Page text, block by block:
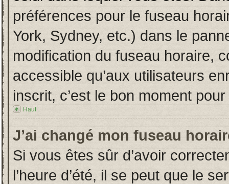
préférences pour le fuseau
York, Sydney, etc.) dans le
modification du fuseau horaire,
accessible qu’aux utilisateurs
inscrit, c’est le bon moment
Haut
J’ai changé mon fuseau
Si vous êtes sûr d’avoir
l’heure d’été, il se peut que le